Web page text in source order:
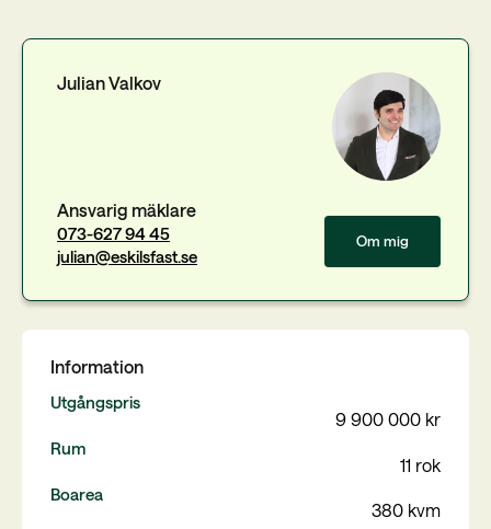
Om mig
Julian Valkov
Ansvarig mäklare
073-627 94 45
julian@eskilsfast.se
Information
Utgångspris
9 900 000 kr
Rum
11 rok
Boarea
380 kvm